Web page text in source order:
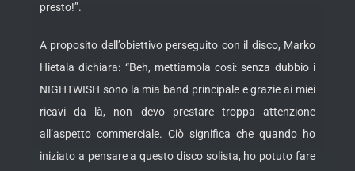
presto!”.
A proposito dell’obiettivo perseguito con il disco, Marko
Hietala dichiara: “Beh, mettiamola così: senza dubbio i
NIGHTWISH sono la mia band principale e grazie ai miei
ricavi da là, non devo prestare troppa attenzione
all’aspetto commerciale. Ciò significa che quando ho
iniziato a pensare a questo disco solista, ho potuto fare